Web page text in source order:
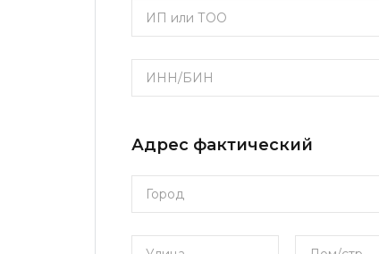
Адрес фактический